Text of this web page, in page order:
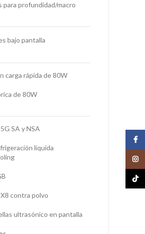
para profundidad/macro
bajo pantalla
carga rápida de 80W
de 80W
SA y NSA
líquida
contra polvo
ultrasónico en pantalla